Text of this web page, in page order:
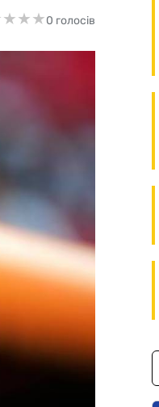
★★★
★★★0 голосів